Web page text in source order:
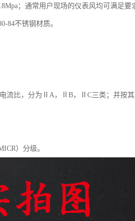
；通常用户现场的仪表风均可满足要
84不锈钢材质。
流比，分为ⅡA，ⅡB，ⅡC三类；并按
）分级。